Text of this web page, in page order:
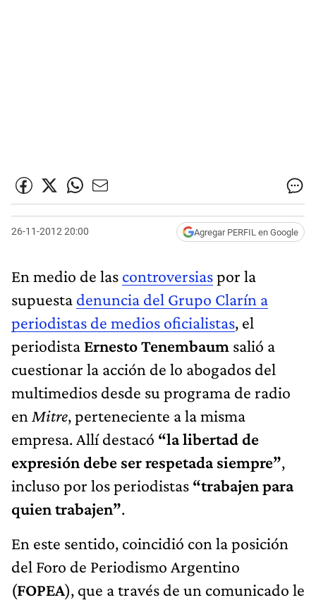
26-11-2012 20:00 Agregar PERFIL en Google
En medio de las controversiaspor la
supuesta denuncia del Grupo Clarín a
periodistas de medios oficialistas, el
periodista Ernesto Tenembaum salió a
cuestionar la acción de lo abogados del
multimedios desde su programa de radio
en Mitre, perteneciente a la misma
empresa. Allí destacó “la libertad de
expresión debe ser respetada siempre”,
incluso por los periodistas “trabajen para
quien trabajen”.
En este sentido, coincidió con la posición
del Foro de Periodismo Argentino
(FOPEA), que a través de un comunicado le